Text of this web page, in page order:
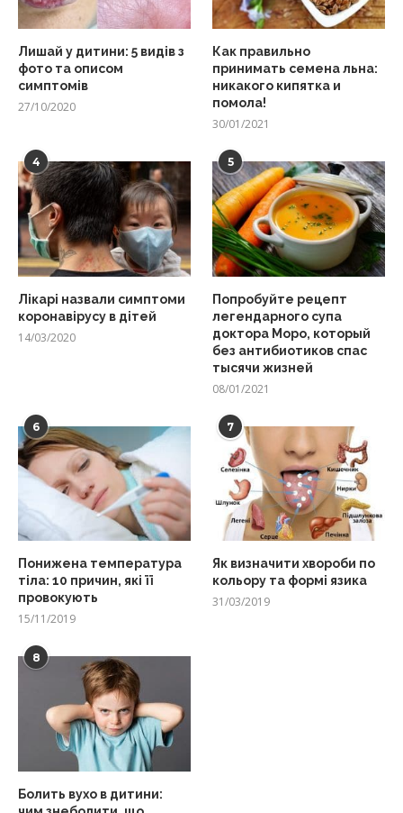
Лишай у дитини: 5 видів з
фото та описом
симптомів
27/10/2020
Как правильно
принимать семена льна:
никакого кипятка и
помола!
30/01/2021
4
Лікарі назвали симптоми
коронавірусу в дітей
14/03/2020
5
Попробуйте рецепт
легендарного супа
доктора Моро, который
без антибиотиков спас
тысячи жизней
08/01/2021
6
Понижена температура
тіла: 10 причин, які її
провокують
15/11/2019
7
Як визначити хвороби по
кольору та формі язика
31/03/2019
8
Болить вухо в дитини: